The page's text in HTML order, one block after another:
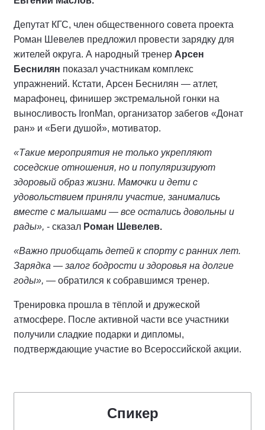
Депутат КГС, член общественного совета проекта
Роман Шевелев предложил провести зарядку для
жителей округа. А народный тренер Арсен
Беснилян показал участникам комплекс
упражнений. Кстати, Арсен Беснилян — атлет,
марафонец, финишер экстремальной гонки на
выносливость IronMan, организатор забегов «Донат
ран» и «Беги душой», мотиватор.
«Такие мероприятия не только укрепляют
соседские отношения, но и популяризируют
здоровый образ жизни. Мамочки и дети с
удовольствием приняли участие, занимались
вместе с малышами — все остались довольны и
рады», - сказал Роман Шевелев.
«Важно приобщать детей к спорту с ранних лет.
Зарядка — залог бодрости и здоровья на долгие
годы», — обратился к собравшимся тренер.
Тренировка прошла в тёплой и дружеской
атмосфере. После активной части все участники
получили сладкие подарки и дипломы,
подтверждающие участие во Всероссийской акции.
Спикер